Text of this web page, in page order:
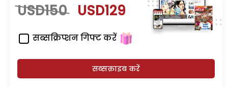
USD150 USD129
सब्सक्रिप्शन गिफ्ट करें
सब्सक्राइब करें